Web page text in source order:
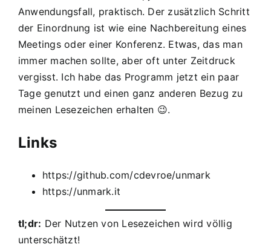
Anwendungsfall, praktisch. Der zusätzlich Schritt
der Einordnung ist wie eine Nachbereitung eines
Meetings oder einer Konferenz. Etwas, das man
immer machen sollte, aber oft unter Zeitdruck
vergisst. Ich habe das Programm jetzt ein paar
Tage genutzt und einen ganz anderen Bezug zu
meinen Lesezeichen erhalten 😉.
Links
https://github.com/cdevroe/unmark
https://unmark.it
tl;dr: Der Nutzen von Lesezeichen wird völlig
unterschätzt!